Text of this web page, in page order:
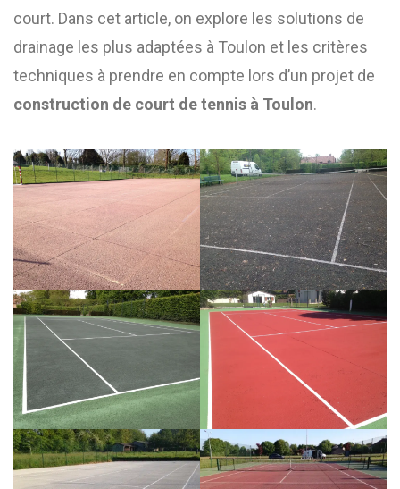
court. Dans cet article, on explore les solutions de
drainage les plus adaptées à Toulon et les critères
techniques à prendre en compte lors d’un projet de
construction de court de tennis à Toulon.